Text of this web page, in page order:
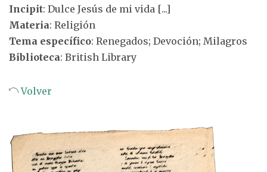
Incipit: Dulce Jesús de mi vida [...]
Materia: Religión
Tema específico: Renegados; Devoción; Milagros
Biblioteca: British Library
Volver